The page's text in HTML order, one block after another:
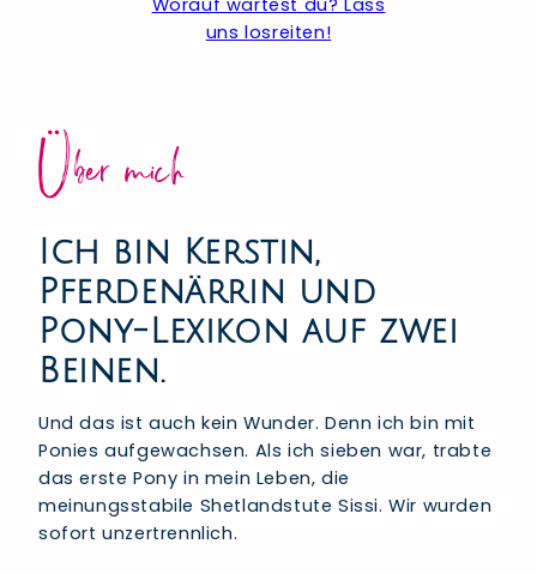
uns losreiten!
Über mich
Ich bin Kerstin,
Pferdenärrin und
Pony-Lexikon auf zwei
Beinen.
Und das ist auch kein Wunder. Denn ich bin mit
Ponies aufgewachsen. Als ich sieben war, trabte
das erste Pony in mein Leben, die
meinungsstabile Shetlandstute Sissi. Wir wurden
sofort unzertrennlich.